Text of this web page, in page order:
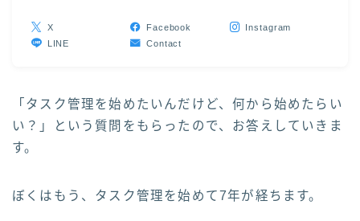
X Facebook
Instagram
LINE
Contact
「タスク管理を始めたいんだけど、何から始めたらい
い？」という質問をもらったので、お答えしていきま
す。
ぼくはもう、タスク管理を始めて7年が経ちます。